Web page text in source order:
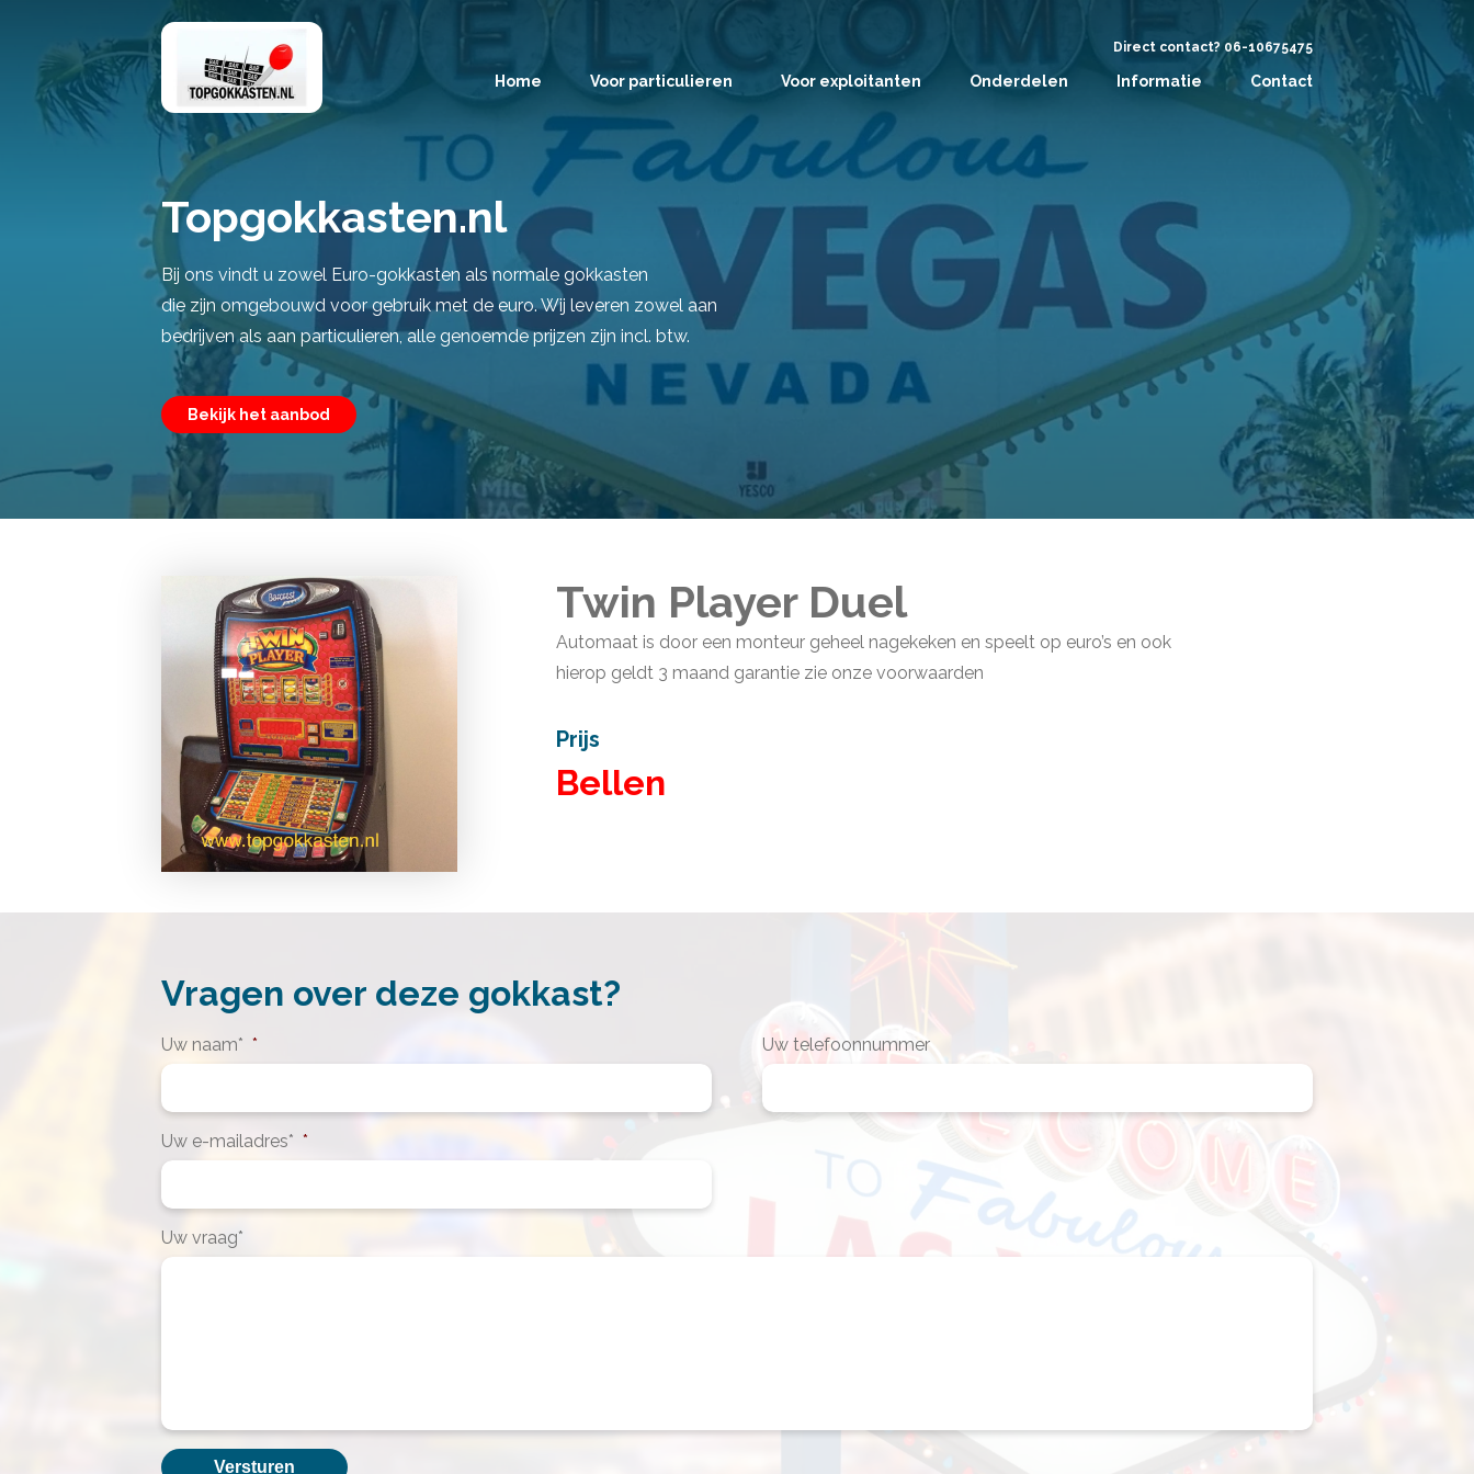
Direct contact? 06-10675475
Home Voor particulieren Voor exploitanten Onderdelen Informatie Contact
Topgokkasten.nl
Bij ons vindt u zowel Euro-gokkasten als normale gokkasten
die zijn omgebouwd voor gebruik met de euro. Wij leveren zowel aan
bedrijven als aan particulieren, alle genoemde prijzen zijn incl. btw.
Bekijk het aanbod
Twin Player Duel
Automaat is door een monteur geheel nagekeken en speelt op euro’s en ook
hierop geldt 3 maand garantie zie onze voorwaarden
Prijs
Bellen
Vragen over deze gokkast?
Uw naam* * Uw telefoonnummer
Uw e-mailadres* *
Uw vraag*